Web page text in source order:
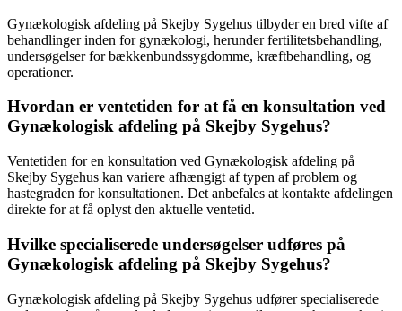
Gynækologisk afdeling på Skejby Sygehus tilbyder en bred vifte af
behandlinger inden for gynækologi, herunder fertilitetsbehandling,
undersøgelser for bækkenbundssygdomme, kræftbehandling, og
operationer.
Hvordan er ventetiden for at få en konsultation ved
Gynækologisk afdeling på Skejby Sygehus?
Ventetiden for en konsultation ved Gynækologisk afdeling på
Skejby Sygehus kan variere afhængigt af typen af problem og
hastegraden for konsultationen. Det anbefales at kontakte afdelingen
direkte for at få oplyst den aktuelle ventetid.
Hvilke specialiserede undersøgelser udføres på
Gynækologisk afdeling på Skejby Sygehus?
Gynækologisk afdeling på Skejby Sygehus udfører specialiserede